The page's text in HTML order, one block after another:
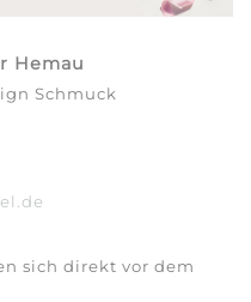
Hemau
Schmuck
sich direkt vor dem